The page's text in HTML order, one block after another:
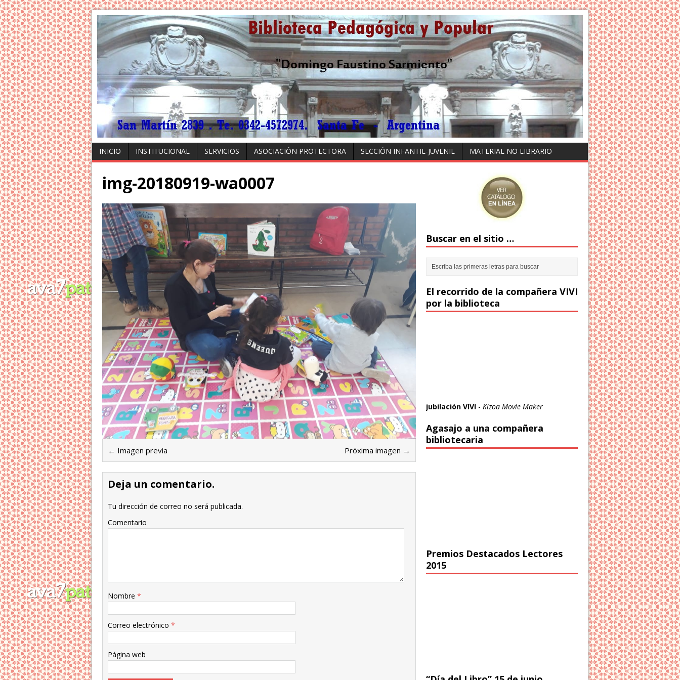
INICIO INSTITUCIONAL SERVICIOS ASOCIACIÓN PROTECTORA SECCIÓN INFANTIL-JUVENIL MATERIAL NO LIBRARIO
img-20180919-wa0007
← Imagen previa Próxima imagen →
Deja un comentario.
Tu dirección de correo no será publicada.
Comentario
Nombre *
Correo electrónico *
Página web
Buscar en el sitio …
El recorrido de la compañera VIVI
por la biblioteca
jubilación VIVI - Kizoa Movie Maker
Agasajo a una compañera
bibliotecaria
Premios Destacados Lectores
2015